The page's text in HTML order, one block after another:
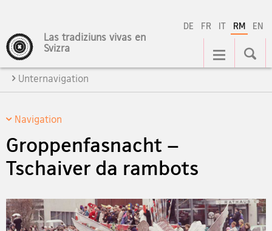
DE FR IT RM EN
Las tradiziuns vivas en
Svizra
Hauptnavigation
Unternavigation
Navigation
Groppenfasnacht –
Tschaiver da rambots